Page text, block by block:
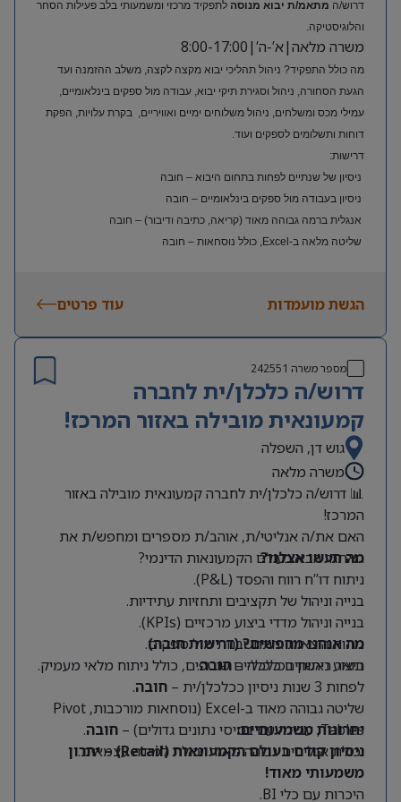
דרוש/ה מתאמ/ת יבוא מנוסה לתפקיד מרכזי ומשמעותי בלב פעילות הסחר
והלוגיסטיקה.
משרה מלאה|א’-ה’|8:00-17:00
מה כולל התפקיד? ניהול תהליכי יבוא מקצה לקצה, משלב ההזמנה ועד
הגעת הסחורה, ניהול וסגירת תיקי יבוא, עבודה מול ספקים בינלאומיים,
עמילי מכס ומשלחים, ניהול משלוחים ימיים ואוויריים, בקרת עלויות, הפקת
דוחות ותשלומים לספקים ועוד.
דרישות:
ניסיון של שנתיים לפחות בתחום היבוא – חובה
ניסיון בעבודה מול ספקים בינלאומיים – חובה
אנגלית ברמה גבוהה מאוד (קריאה, כתיבה ודיבור) – חובה
שליטה מלאה ב-Excel, כולל נוסחאות – חובה
הגשת מועמדות עוד פרטים
מספר משרה 242551
דרוש/ה כלכלן/ית לחברה
קמעונאית מובילה באזור המרכז!
גוש דן, השפלה
משרה מלאה
📊 דרוש/ה כלכלן/ית לחברה קמעונאית מובילה באזור
המרכז!
האם את/ה אנליטי/ת, אוהב/ת מספרים ומחפש/ת את
האתגר הבא בעולם הקמעונאות הדינמי?
מה תעשו אצלנו?
ניתוח דו”ח רווח והפסד (P&L).
בנייה וניהול של תקציבים ותחזיות עתידיות.
בנייה וניהול מדדי ביצוע מרכזיים (KPIs).
ניתוח הוצאות והתחשבנות מול ספקים.
ביצוע ניתוחים כלכליים שוטפים, כולל ניתוח מלאי מעמיק.
מה אנחנו מחפשים? (דרישות חובה)
תואר ראשון בכלכלה –חובה.
לפחות 3 שנות ניסיון ככלכלן/ית –
חובה.
שליטה גבוהה מאוד ב-Excel (נוסחאות מורכבות, Pivot
Tables, עבודה עם בסיסי נתונים גדולים) –
חובה.
יכולת אנליטית גבוהה מאוד ויכולת למידה עצמאית.
יתרונות משמעותיים:
ניסיון קודם בעולם הקמעונאות (Retail) – יתרון
משמעותי מאוד!
היכרות עם כלי BI.